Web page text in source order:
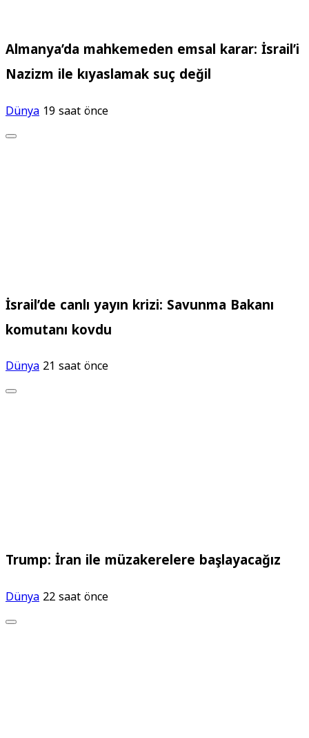
Almanya’da mahkemeden emsal karar: İsrail’i
Nazizm ile kıyaslamak suç değil
Dünya 19 saat önce
İsrail’de canlı yayın krizi: Savunma Bakanı
komutanı kovdu
Dünya21 saat önce
Trump: İran ile müzakerelere başlayacağız
Dünya22 saat önce